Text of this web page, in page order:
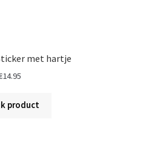
met hartje
14.95
product